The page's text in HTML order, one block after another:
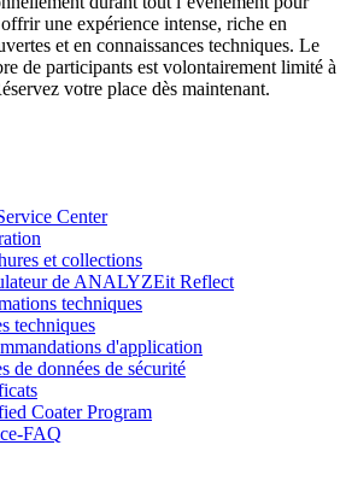
une expérience intense, riche en
et en connaissances techniques. Le
de participants est volontairement limité à
votre place dès maintenant.
Center
et collections
de ANALYZEit Reflect
techniques
techniques
d'application
de données de sécurité
Coater Program
FAQ